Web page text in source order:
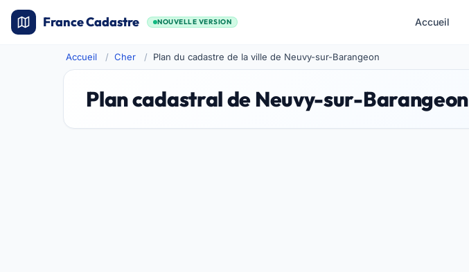
France Cadastre NOUVELLE VERSION Accueil
Accueil Cher Plan du cadastre de la ville de Neuvy-sur-Barangeon
Plan cadastral de Neuvy-sur-Barangeon